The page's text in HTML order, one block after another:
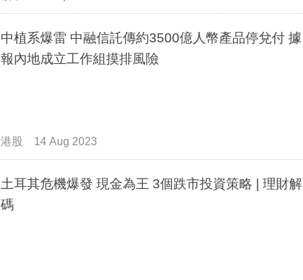
中植系爆雷 中融信託傳約3500億人幣產品停兌付 據
報內地成立工作組摸排風險
港股 14 Aug 2023
土耳其危機爆發 現金為王 3個跌市投資策略 | 理財解
碼